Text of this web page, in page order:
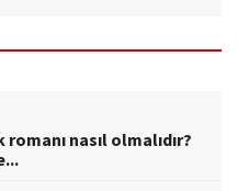
nasıl olmalıdır?